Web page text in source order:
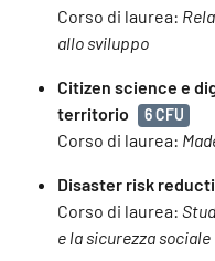
Corso di laurea:
allo sviluppo
Citizen science e
territorio
6 CFU
Corso di laurea:
Disaster risk
Corso di laurea:
e la sicurezza sociale